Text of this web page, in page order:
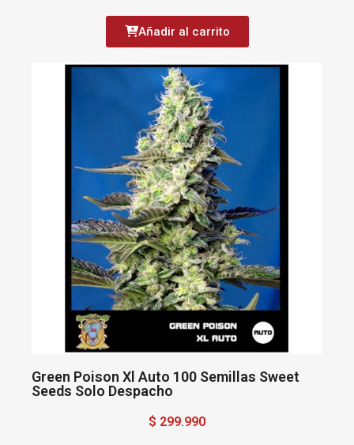
Añadir al carrito
Green Poison Xl Auto 100 Semillas Sweet
Seeds Solo Despacho
$ 299.990